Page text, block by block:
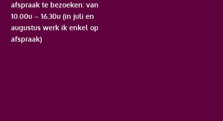
afspraak te bezoeken: van
10.00u – 16.30u (in juli en
augustus werk ik enkel op
afspraak)